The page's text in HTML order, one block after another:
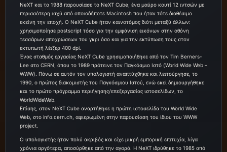
NeXT και το 1988 παρουσίασε το NeXT Cube, ένα μαύρο κουτί 12 ιντσών με
περισσότερη ισχύ από οποιοδήποτε Macintosh που ήταν τότε διαθέσιμο
εκείνη την εποχή. Ο NeXT Cube ήταν καινοτόμος διότι μεταξύ άλλων:
χρησιμοποίησε postscript τόσο για την εμφάνιση εικόνων στην οθόνη
τεσσάρων αποχρώσεων του γκρι όσο και για την εκτύπωση τους στον
εκτυπωτή λέιζερ 400 dpi.
Ένας σταθμός εργασίας NeXT Cube χρησιμοποιήθηκε από τον Tim Berners-
Lee στο CERN, όπου το 1989 πρότεινε τον Παγκόσμιο Ιστό (World Wide Web –
WWW). Πάνω σε αυτόν τον υπολογιστή αναπτύχθηκε και λειτούργησε, το
1990, ο πρώτος διακομιστής του Παγκόσμιου Ιστού, ενώ εκεί δημιουργήθηκε
και το πρώτο πρόγραμμα περιήγησης/επεξεργασίας ιστοσελίδων, το
WorldWideWeb.
Επίσης, στον NeXT Cube αναρτήθηκε η πρώτη ιστοσελίδα του World Wide
Web, στο info.cern.ch, αφιερωμένη στην παρουσίαση του ίδιου του WWW
project.
O υπολογιστής ήταν πολύ ακριβός και είχε μικρή εμπορική επιτυχία, λίγα
χρόνια αργότερα, αποσύρθηκε από την αγορά. Η NeXT ιδρύθηκε το 1985 από